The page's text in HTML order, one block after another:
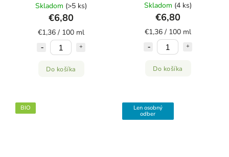
Skladom (>5 ks)
€6,80
€1,36 / 100 ml
Do košíka
Skladom (4 ks)
€6,80
€1,36 / 100 ml
Do košíka
BIO
Len osobný
odber